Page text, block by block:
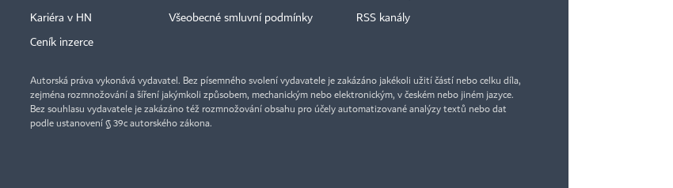
Kariéra v HN
Ceník inzerce
Všeobecné smluvní podmínky RSS kanály
Autorská práva vykonává vydavatel. Bez písemného svolení vydavatele je zakázáno jakékoli užití částí nebo celku díla,
zejména rozmnožování a šíření jakýmkoli způsobem, mechanickým nebo elektronickým, v českém nebo jiném jazyce.
Bez souhlasu vydavatele je zakázáno též rozmnožování obsahu pro účely automatizované analýzy textů nebo dat
podle ustanovení § 39c autorského zákona.